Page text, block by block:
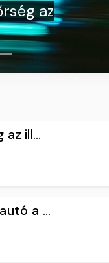
Hatalmas
a
ill...
a ...